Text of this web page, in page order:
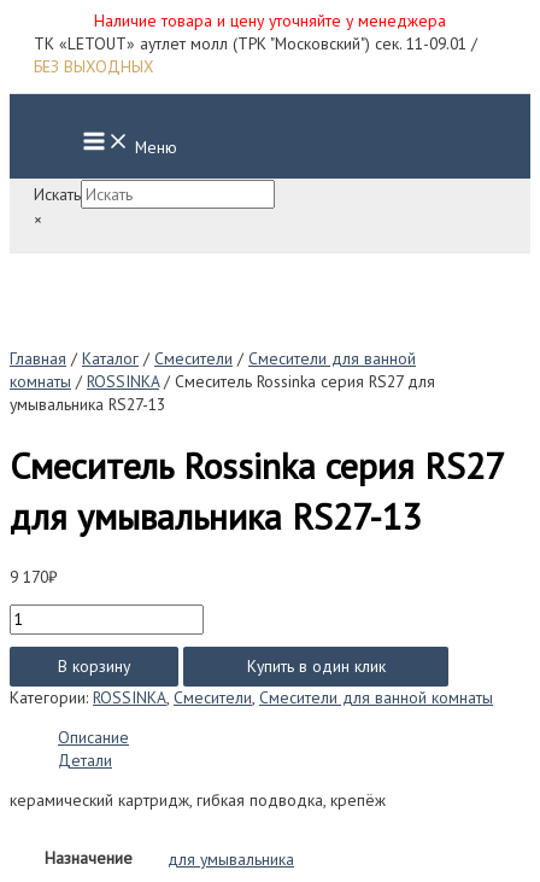
Наличие товара и цену уточняйте у менеджера
Перейти
ТК «LETOUT» аутлет молл (ТРК "Московский") сек. 11-09.01 /
БЕЗ ВЫХОДНЫХ
Main
Menu Меню
Искать
×
Главная / Каталог / Смесители / Смесители для ванной
комнаты / ROSSINKA/ Смеситель Rossinka серия RS27 для
умывальника RS27-13
Смеситель Rossinka серия RS27
для умывальника RS27-13
9 170₽
Количество
товара
Смеситель
Rossinka
серия
умывальника
RS27-
В корзину
Купить в один клик
Категории: ROSSINKA, Смесители, Смесители для ванной комнаты
Описание
Детали
керамический картридж, гибкая подводка, крепёж
Назначение для умывальника